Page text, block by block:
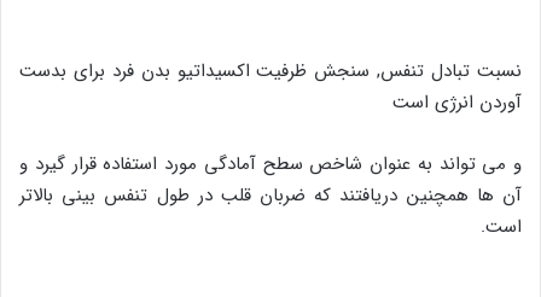
نسبت تبادل تنفس, سنجش ظرفیت اکسیداتیو بدن فرد برای بدست
آوردن انرژی است
و می تواند به عنوان شاخص سطح آمادگی مورد استفاده قرار گیرد و
آن ها همچنین دریافتند که ضربان قلب در طول تنفس بینی بالاتر
است.